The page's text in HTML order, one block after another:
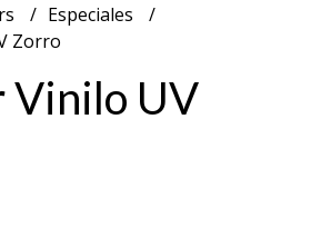
Especiales
Zorro
Vinilo UV